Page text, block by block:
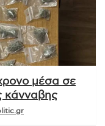
μέσα σε
κάνναβης